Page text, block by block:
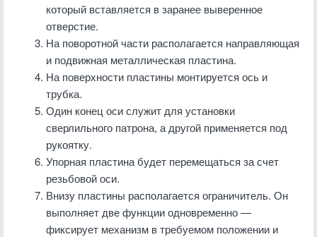
который вставляется в заранее выверенное
отверстие.
На поворотной части располагается направляющая
и подвижная металлическая пластина.
На поверхности пластины монтируется ось и
трубка.
Один конец оси служит для установки
сверлильного патрона, а другой применяется под
рукоятку.
Упорная пластина будет перемещаться за счет
резьбовой оси.
Внизу пластины располагается ограничитель. Он
выполняет две функции одновременно —
фиксирует механизм в требуемом положении и